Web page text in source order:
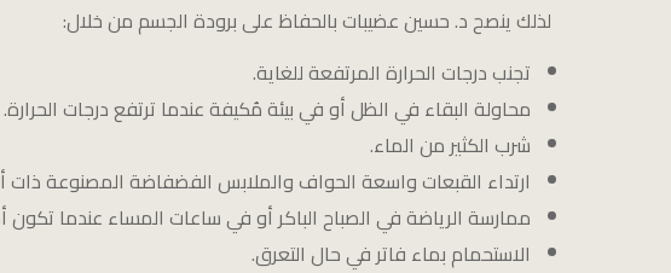
لذلك ينصح د. حسين عضيبات بالحفاظ على برودة الجسم من خلال:
تجنب درجات الحرارة المرتفعة للغاية.
محاولة البقاء في الظل أو في بيئة مُكيفة عندما ترتفع درجات الحرارة.
شرب الكثير من الماء.
ارتداء القبعات واسعة الحواف والملابس الفضفاضة المصنوعة ذات
ممارسة الرياضة في الصباح الباكر أو في ساعات المساء عندما
الاستحمام بماء فاتر في حال التعرق.